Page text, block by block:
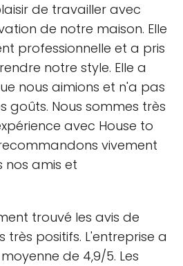
de travailler avec
de notre maison. Elle
professionnelle et a pris
notre style. Elle a
nous aimions et n'a pas
goûts. Nous sommes très
avec House to
vivement
nos amis et
trouvé les avis de
très positifs. L'entreprise a
de 4,9/5. Les